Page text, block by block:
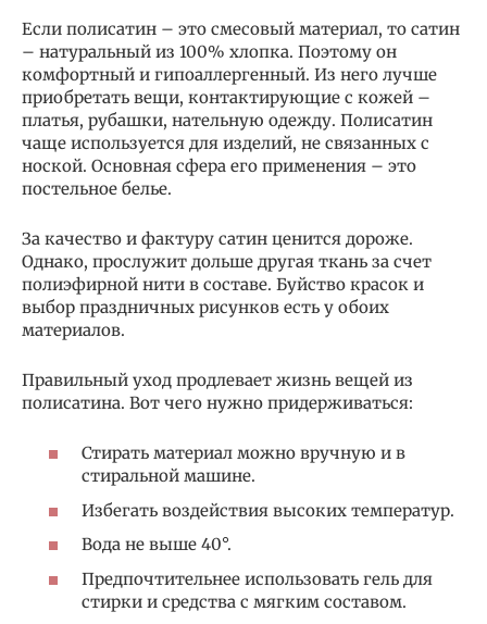
Если полисатин – это смесовый материал, то сатин
– натуральный из 100% хлопка. Поэтому он
комфортный и гипоаллергенный. Из него лучше
приобретать вещи, контактирующие с кожей –
платья, рубашки, нательную одежду. Полисатин
чаще используется для изделий, не связанных с
ноской. Основная сфера его применения – это
постельное белье.
За качество и фактуру сатин ценится дороже.
Однако, прослужит дольше другая ткань за счет
полиэфирной нити в составе. Буйство красок и
выбор праздничных рисунков есть у обоих
материалов.
Правильный уход продлевает жизнь вещей из
полисатина. Вот чего нужно придерживаться:
Стирать материал можно вручную и в
стиральной машине.
Избегать воздействия высоких температур.
Вода не выше 40°.
Предпочтительнее использовать гель для
стирки и средства с мягким составом.